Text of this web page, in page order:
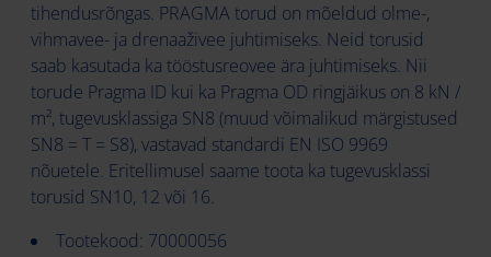
tihendusrõngas. PRAGMA torud on mõeldud olme-,
vihmavee- ja drenaaživee juhtimiseks. Neid torusid
saab kasutada ka tööstusreovee ära juhtimiseks. Nii
torude Pragma ID kui ka Pragma OD ringjäikus on 8 kN /
m², tugevusklassiga SN8 (muud võimalikud märgistused
SN8 = T = S8), vastavad standardi EN ISO 9969
nõuetele. Eritellimusel saame toota ka tugevusklassi
torusid SN10, 12 või 16.
Tootekood: 70000056